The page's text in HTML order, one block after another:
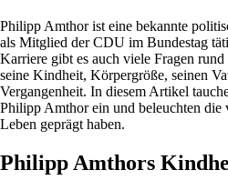
Philipp Amthor ist eine bekannte
als Mitglied der CDU im Bundestag
Karriere gibt es auch viele Fragen
seine Kindheit, Körpergröße, seinen
Vergangenheit. In diesem Artikel
Philipp Amthor ein und beleuchten die
Leben geprägt haben.
Philipp Amthors